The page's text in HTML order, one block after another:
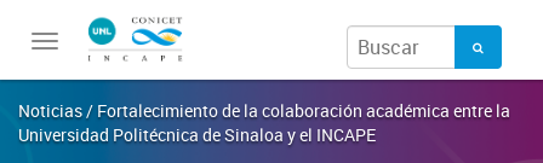
Toggle
Noticias / Fortalecimiento de la colaboración académica entre la
Universidad Politécnica de Sinaloa y el INCAPE